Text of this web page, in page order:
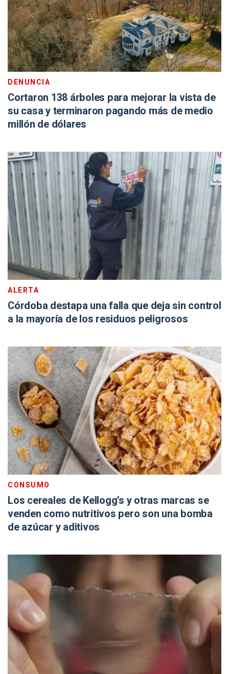
DENUNCIA
Cortaron 138 árboles para mejorar la vista de
su casa y terminaron pagando más de medio
millón de dólares
ALERTA
Córdoba destapa una falla que deja sin control
a la mayoría de los residuos peligrosos
CONSUMO
Los cereales de Kellogg’s y otras marcas se
venden como nutritivos pero son una bomba
de azúcar y aditivos